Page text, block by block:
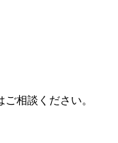
相談ください。